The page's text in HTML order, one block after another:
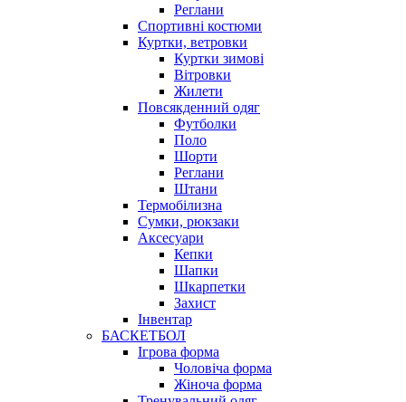
Реглани
Спортивні костюми
Куртки, ветровки
Куртки зимові
Вітровки
Жилети
Повсякденний одяг
Футболки
Поло
Шорти
Реглани
Штани
Термобілизна
Сумки, рюкзаки
Аксесуари
Кепки
Шапки
Шкарпетки
Захист
Інвентар
БАСКЕТБОЛ
Ігрова форма
Чоловіча форма
Жіноча форма